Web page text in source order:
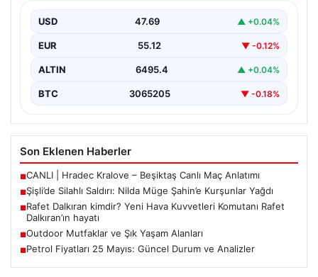
Eczaneden ilaç aldıktan sonra kardeşini bekleyen 26…
USD 47.69 ▲ +0.04%
EUR 55.12 ▼ -0.12%
ALTIN 6495.4 ▲ +0.04%
BTC 3065205 ▼ -0.18%
Son Eklenen Haberler
■CANLI | Hradec Kralove – Beşiktaş Canlı Maç Anlatımı
■Şişli’de Silahlı Saldırı: Nilda Müge Şahin’e Kurşunlar Yağdı
■Rafet Dalkıran kimdir? Yeni Hava Kuvvetleri Komutanı Rafet
Dalkıran’ın hayatı
■Outdoor Mutfaklar ve Şık Yaşam Alanları
■Petrol Fiyatları 25 Mayıs: Güncel Durum ve Analizler